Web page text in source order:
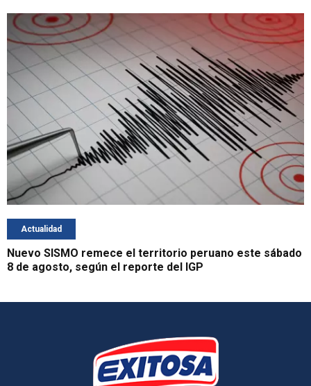
Actualidad
Nuevo SISMO remece el territorio peruano este sábado
8 de agosto, según el reporte del IGP